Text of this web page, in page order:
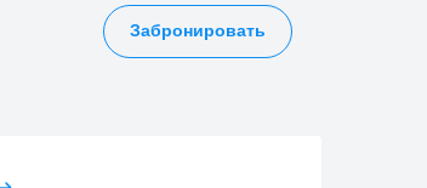
—
Забронировать